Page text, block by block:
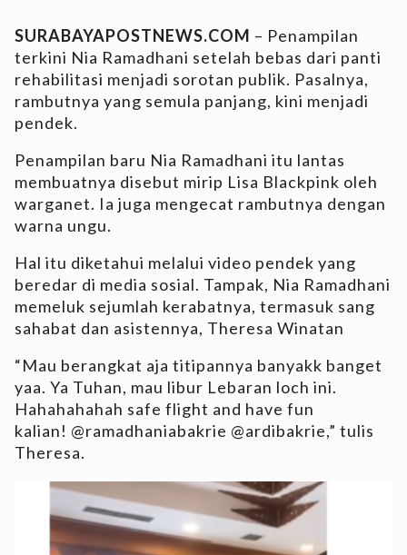
SURABAYAPOSTNEWS.COM – Penampilan
terkini Nia Ramadhani setelah bebas dari panti
rehabilitasi menjadi sorotan publik. Pasalnya,
rambutnya yang semula panjang, kini menjadi
pendek.
Penampilan baru Nia Ramadhani itu lantas
membuatnya disebut mirip Lisa Blackpink oleh
warganet. Ia juga mengecat rambutnya dengan
warna ungu.
Hal itu diketahui melalui video pendek yang
beredar di media sosial. Tampak, Nia Ramadhani
memeluk sejumlah kerabatnya, termasuk sang
sahabat dan asistennya, Theresa Winatan
“Mau berangkat aja titipannya banyakk banget
yaa. Ya Tuhan, mau libur Lebaran loch ini.
Hahahahahah safe flight and have fun
kalian! @ramadhaniabakrie @ardibakrie,” tulis
Theresa.